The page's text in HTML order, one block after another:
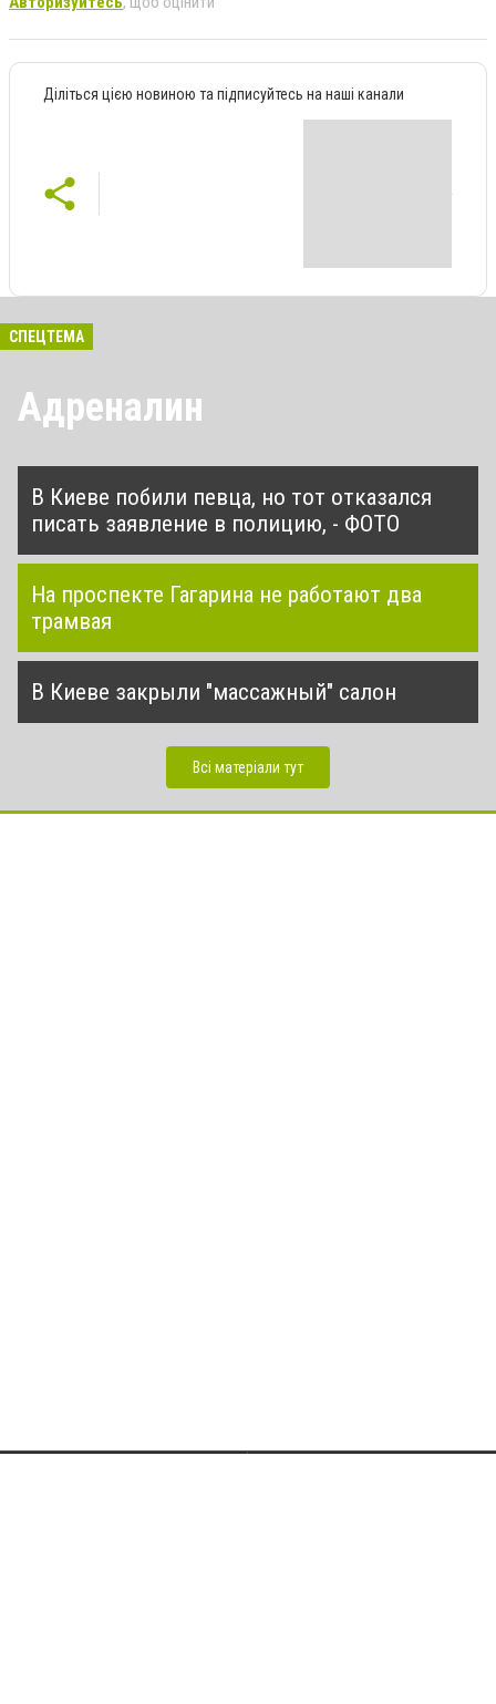
Діліться цією новиною та підписуйтесь на наші канали
СПЕЦТЕМА
Адреналин
В Киеве побили певца, но тот отказался
писать заявление в полицию, - ФОТО
На проспекте Гагарина не работают два
трамвая
В Киеве закрыли "массажный" салон
Всі матеріали тут